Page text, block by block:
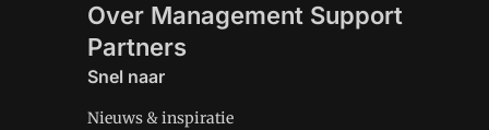
Over Management Support
Partners
Snel naar
Nieuws & inspiratie